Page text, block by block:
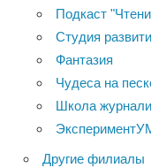
Подкаст
Студия
Фантазия
Чудеса на
Школа
Другие филиалы